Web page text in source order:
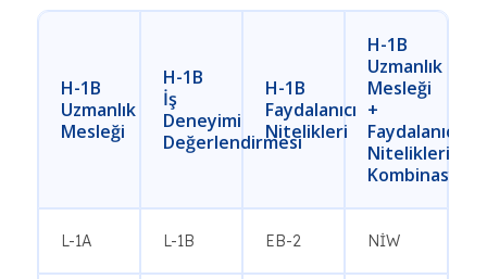
H-1B
Uzmanlık
Mesleği
H-1B
İş
Deneyimi
Değerlendirmesi
H-1B
Faydalanıcı
Nitelikleri
H-1B
Uzmanlık
Mesleği
+
Faydalanıcı
Nitelikleri
L-1A L-1B EB-2 NİW